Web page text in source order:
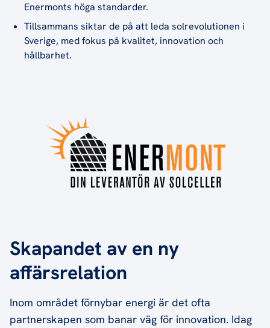
Enermonts höga standarder.
Tillsammans siktar de på att leda solrevolutionen i
Sverige, med fokus på kvalitet, innovation och
hållbarhet.
Skapandet av en ny
affärsrelation
Inom området förnybar energi är det ofta
partnerskapen som banar väg för innovation. Idag